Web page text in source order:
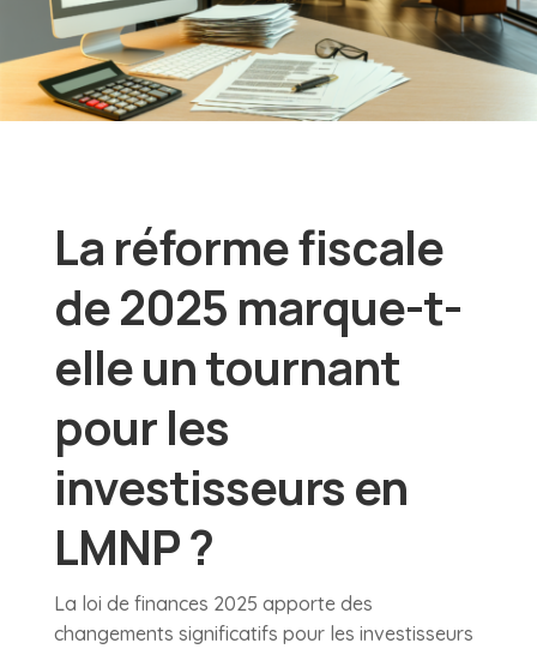
La réforme fiscale
de 2025 marque-t-
elle un tournant
pour les
investisseurs en
LMNP ?
La loi de finances 2025 apporte des
changements significatifs pour les investisseurs